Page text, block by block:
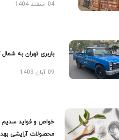
04 اسفند 1404
باربری تهران به شمال
09 آبان 1403
خواص و فواید سدیم
محصولات آرایشی